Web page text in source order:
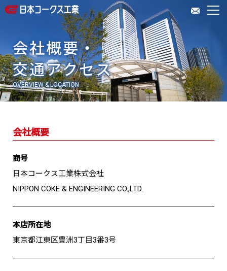
会社情報
事業紹介
粉粒体機器情報サイトへ
会社概要・
交通アクセス
OVERVIEW & LOCATION
会社概要
商号
日本コークス工業株式会社
NIPPON COKE & ENGINEERING CO.,LTD.
本店所在地
東京都江東区豊洲3丁目3番3号